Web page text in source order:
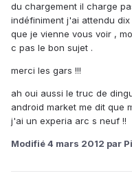
du chargement il charge
indéfiniment j'ai attendu
que je vienne vous voir ,
c pas le bon sujet .
merci les gars !!!
ah oui aussi le truc de
android market me dit que
j'ai un experia arc s neuf !!
Modifié4 mars 2012 par